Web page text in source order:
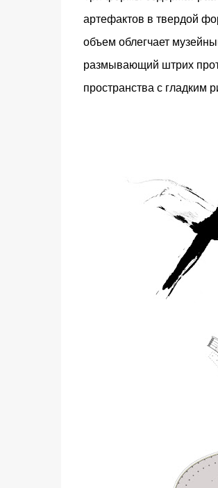
артефактов в твердой
объем облегчает
размывающий штрих
пространства с гладким